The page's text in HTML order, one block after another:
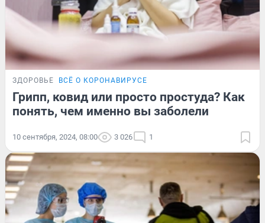
ЗДОРОВЬЕ ВСЁ О КОРОНАВИРУСЕ
Грипп, ковид или просто простуда? Как
понять, чем именно вы заболели
10 сентября, 2024, 08:00 3 026 1